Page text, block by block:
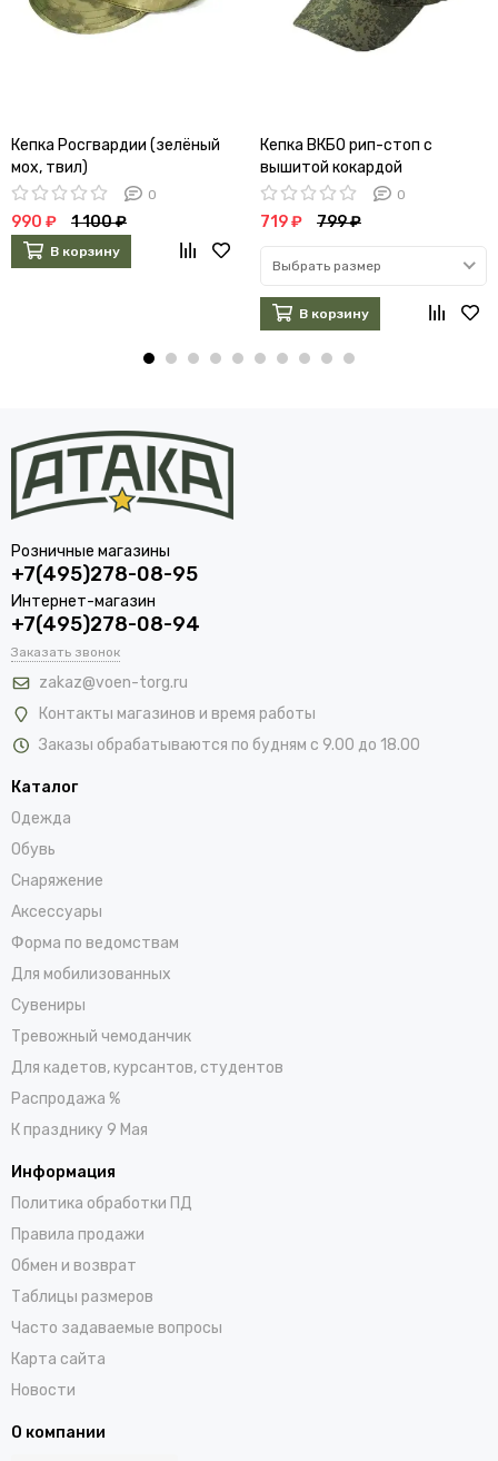
Кепка Росгвардии (зелёный
мох, твил)
0
990 ₽ 1 100 ₽
В корзину
Кепка ВКБО рип-стоп с
вышитой кокардой
0
719 ₽ 799 ₽
Выбрать размер
В корзину
Розничные магазины
+7(495)278-08-95
Интернет-магазин
+7(495)278-08-94
Заказать звонок
zakaz@voen-torg.ru
Контакты магазинов и время работы
Заказы обрабатываются по будням с 9.00 до 18.00
Каталог
Одежда
Обувь
Снаряжение
Аксессуары
Форма по ведомствам
Для мобилизованных
Сувениры
Тревожный чемоданчик
Для кадетов, курсантов, студентов
Распродажа %
К празднику 9 Мая
Информация
Политика обработки ПД
Правила продажи
Обмен и возврат
Таблицы размеров
Часто задаваемые вопросы
Карта сайта
Новости
О компании